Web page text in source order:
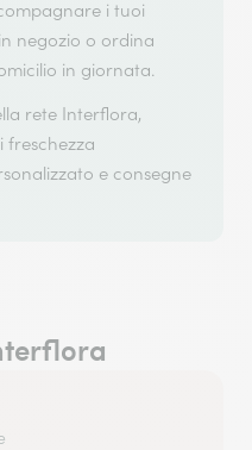
i tuoi
negozio o ordina
in giornata.
rete Interflora,
e consegne